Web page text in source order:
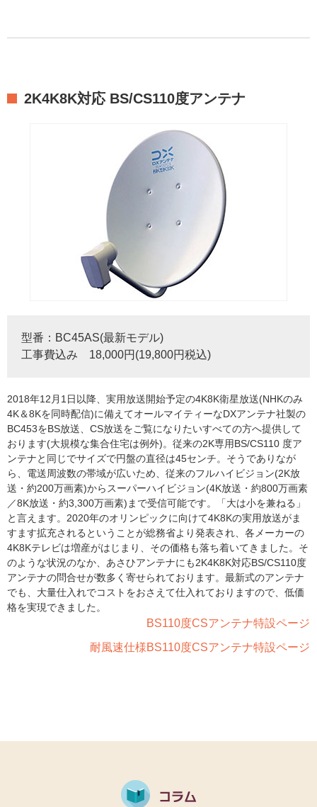
2K4K8K対応 BS/CS110度アンテナ
型番：BC45AS(最新モデル)
工事費込み 18,000円(19,800円税込)
2018年12月1日以降、実用放送開始予定の4K8K衛星放送(NHKのみ
4K＆8Kを同時配信)に備えてオールマイティーなDXアンテナ社製の
BC453をBS放送、CS放送をご覧になりたいすべての方へ提供して
おります(大規模な集合住宅は例外)。従来の2K専用BS/CS110 度ア
ンテナと同じでサイズで円盤の直径は45センチ。そうでありなが
ら、電送周波数の帯域が広いため、従来のフルハイビジョン(2K放
送・約200万画素)からスーパーハイビジョン(4K放送・約800万画素
／8K放送・約3,300万画素)まで受信可能です。「大は小を兼ねる」
と言えます。2020年のオリンピックに向けて4K8Kの実用放送がま
すます拡充されるということが総務省より発表され、各メーカーの
4K8Kテレビは増産がはじまり、その価格も落ち着いてきました。そ
のような状況のなか、あさひアンテナにも2K4K8K対応BS/CS110度
アンテナの問合せが数多く寄せられております。最新式のアンテナ
でも、大量仕入れでコストをおさえて仕入れておりますので、低価
格を実現できました。
BS110度CSアンテナ特設ページ
耐風速仕様BS110度CSアンテナ特設ページ